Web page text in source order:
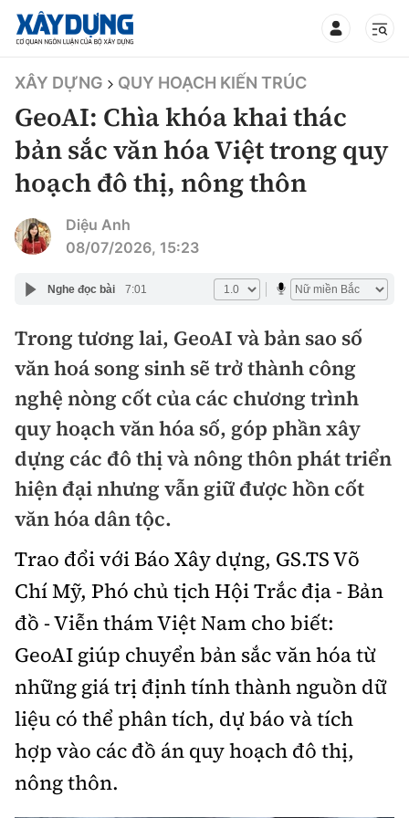
TIN BỘ XÂY DỰNG
CHUYÊN MỤC
Mới nhất
Thời sự
Chính trị
Xã hội
Chuyện dọc đường
Cải chính
Xây dựng
Chỉ đạo điều hành
Quy hoạch kiến trúc
Vật liệu xây dựng
Giám định chất lượng
Quản lý đô thị
Giao thông
Quản lý
Đường bộ
Hàng không
Đăng kiểm
Đường sắt tốc độ cao
Đường thủy
Hàng hải
Kinh tế
Thị trường
Chứng khoán
Bảo hiểm
Doanh nghiệp
Pháp luật
Thanh tra
An ninh hình sự
Pháp đình
Hỏi - Đáp
An toàn giao thông
Giao thông 24h
ATGT địa phương
Văn hóa giao thông
Lái xe an toàn
Chung tay vì ATGT
Chất lượng sống
Giáo dục
Đời sống
Lao động - Công đoàn
Văn hóa - Giải Trí
Văn hóa
Showbiz
Điện ảnh
Thể thao
Bóng đá
Công nghệ
XÂY DỰNG QUY HOẠCH KIẾN TRÚC
GeoAI: Chìa khóa khai thác
bản sắc văn hóa Việt trong quy
hoạch đô thị, nông thôn
Diệu Anh
08/07/2026, 15:23
Nghe đọc bài 7:01
Trong tương lai, GeoAI và bản sao số
văn hoá song sinh sẽ trở thành công
nghệ nòng cốt của các chương trình
quy hoạch văn hóa số, góp phần xây
dựng các đô thị và nông thôn phát triển
hiện đại nhưng vẫn giữ được hồn cốt
văn hóa dân tộc.
Trao đổi với Báo Xây dựng, GS.TS Võ
Chí Mỹ, Phó chủ tịch Hội Trắc địa - Bản
đồ - Viễn thám Việt Nam cho biết:
GeoAI giúp chuyển bản sắc văn hóa từ
những giá trị định tính thành nguồn dữ
liệu có thể phân tích, dự báo và tích
hợp vào các đồ án quy hoạch đô thị,
nông thôn.